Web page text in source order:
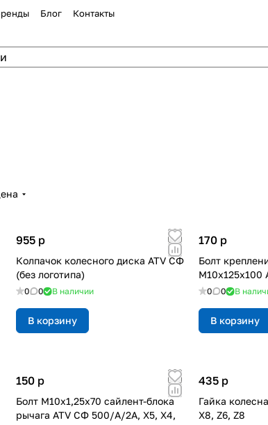
Блог Контакты
955 p
Колпачок колесного диска ATV СФ
(без логотипа)
0 0 В наличии
В корзину
170 p
Болт
М10х125х100
0 0 В
В корзину
150 p
Болт М10x1,25x70 сайлент-блока
рычага ATV СФ 500/A/2A, X5, X4,
435 p
Гайка
X8, Z6, Z8